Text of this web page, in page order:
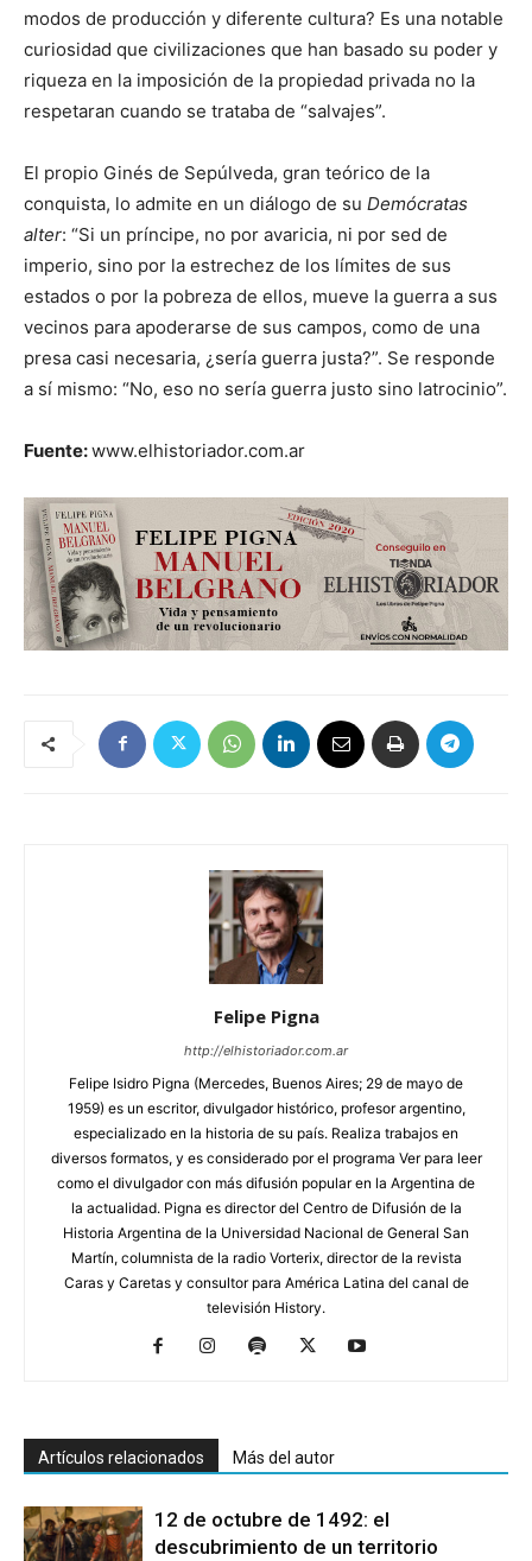
modos de producción y diferente cultura? Es una notable
curiosidad que civilizaciones que han basado su poder y
riqueza en la imposición de la propiedad privada no la
respetaran cuando se trataba de “salvajes”.
El propio Ginés de Sepúlveda, gran teórico de la
conquista, lo admite en un diálogo de su Demócratas
alter: “Si un príncipe, no por avaricia, ni por sed de
imperio, sino por la estrechez de los límites de sus
estados o por la pobreza de ellos, mueve la guerra a sus
vecinos para apoderarse de sus campos, como de una
presa casi necesaria, ¿sería guerra justa?”. Se responde
a sí mismo: “No, eso no sería guerra justo sino latrocinio”.
Fuente:www.elhistoriador.com.ar
Felipe Pigna
http://elhistoriador.com.ar
Felipe Isidro Pigna (Mercedes, Buenos Aires; 29 de mayo de
1959) es un escritor, divulgador histórico, profesor argentino,
especializado en la historia de su país. Realiza trabajos en
diversos formatos, y es considerado por el programa Ver para leer
como el divulgador con más difusión popular en la Argentina de
la actualidad. Pigna es director del Centro de Difusión de la
Historia Argentina de la Universidad Nacional de General San
Martín, columnista de la radio Vorterix, director de la revista
Caras y Caretas y consultor para América Latina del canal de
televisión History.
Artículos relacionados Más del autor
12 de octubre de 1492: el
descubrimiento de un territorio